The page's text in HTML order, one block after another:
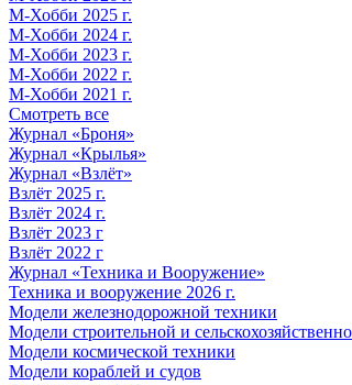
М-Хобби 2025 г.
М-Хобби 2024 г.
М-Хобби 2023 г.
М-Хобби 2022 г.
М-Хобби 2021 г.
Смотреть все
Журнал «Броня»
Журнал «Крылья»
Журнал «Взлёт»
Взлёт 2025 г.
Взлёт 2024 г.
Взлёт 2023 г
Взлёт 2022 г
Журнал «Техника и Вооружение»
Техника и вооружение 2026 г.
Модели железнодорожной техники
Модели строительной и
Модели космической техники
Модели кораблей и судов